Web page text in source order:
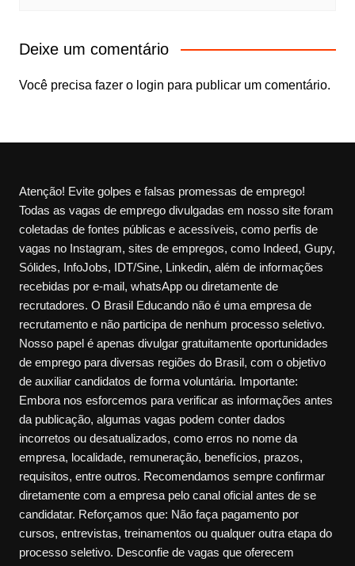
Deixe um comentário
Você precisa fazer o login para publicar um comentário.
Atenção! Evite golpes e falsas promessas de emprego!
Todas as vagas de emprego divulgadas em nosso site foram
coletadas de fontes públicas e acessíveis, como perfis de
vagas no Instagram, sites de empregos, como Indeed, Gupy,
Sólides, InfoJobs, IDT/Sine, Linkedin, além de informações
recebidas por e-mail, whatsApp ou diretamente de
recrutadores. O Brasil Educando não é uma empresa de
recrutamento e não participa de nenhum processo seletivo.
Nosso papel é apenas divulgar gratuitamente oportunidades
de emprego para diversas regiões do Brasil, com o objetivo
de auxiliar candidatos de forma voluntária. Importante:
Embora nos esforcemos para verificar as informações antes
da publicação, algumas vagas podem conter dados
incorretos ou desatualizados, como erros no nome da
empresa, localidade, remuneração, benefícios, prazos,
requisitos, entre outros. Recomendamos sempre confirmar
diretamente com a empresa pelo canal oficial antes de se
candidatar. Reforçamos que: Não faça pagamento por
cursos, entrevistas, treinamentos ou qualquer outra etapa do
processo seletivo. Desconfie de vagas que oferecem